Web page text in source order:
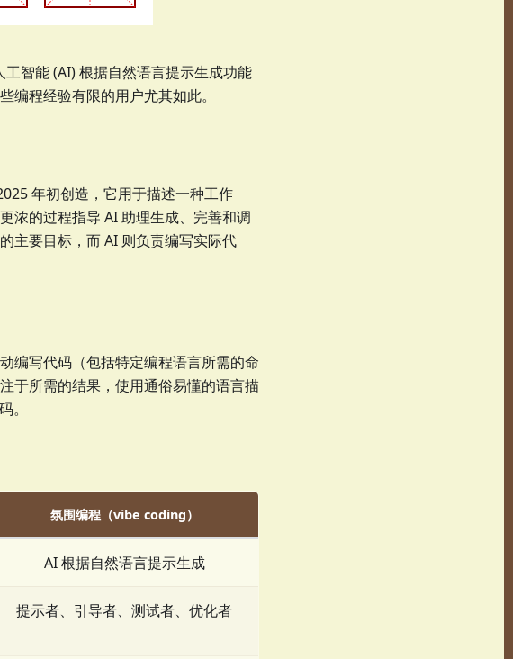
智能 (AI) 根据自然语言提示生成功能
程经验有限的用户尤其如此。
年初创造，它用于描述一种工作
浓的过程指导 AI 助理生成、完善和调
主要目标，而 AI 则负责编写实际代
编写代码（包括特定编程语言所需的命
于所需的结果，使用通俗易懂的语言描
。
氛围编程（vibe coding）
AI 根据自然语言提示生成
提示者、引导者、测试者、优化者